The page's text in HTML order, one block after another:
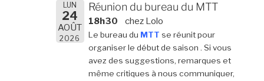
LUN
24
AOÛT
2026
Réunion du bureau du MTT
18h30 chez Lolo
Le bureau du MTT se réunit pour
organiser le début de saison . Si vous
avez des suggestions, remarques et
même critiques à nous communiquer,